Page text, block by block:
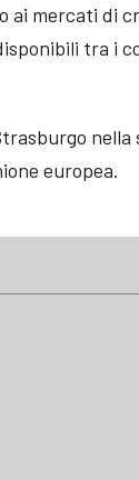
ai mercati di
tra i
nella
europea.